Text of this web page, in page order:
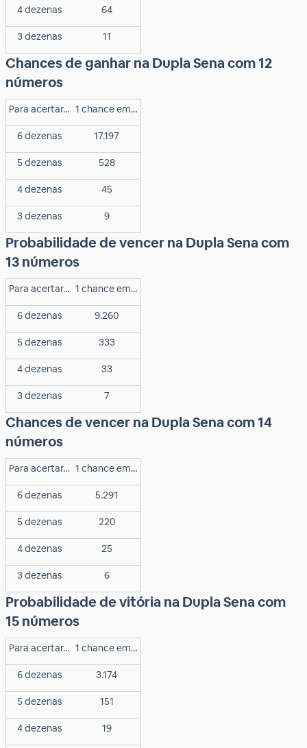
4 dezenas 64
3 dezenas 11
Chances de ganhar na Dupla Sena com 12
números
Para acertar… 1 chance em…
6 dezenas 17.197
5 dezenas 528
4 dezenas 45
3 dezenas 9
Probabilidade de vencer na Dupla Sena com
13 números
Para acertar… 1 chance em…
6 dezenas 9.260
5 dezenas 333
4 dezenas 33
3 dezenas 7
Chances de vencer na Dupla Sena com 14
números
Para acertar… 1 chance em…
6 dezenas 5.291
5 dezenas 220
4 dezenas 25
3 dezenas 6
Probabilidade de vitória na Dupla Sena com
15 números
Para acertar… 1 chance em…
6 dezenas 3.174
5 dezenas 151
4 dezenas 19